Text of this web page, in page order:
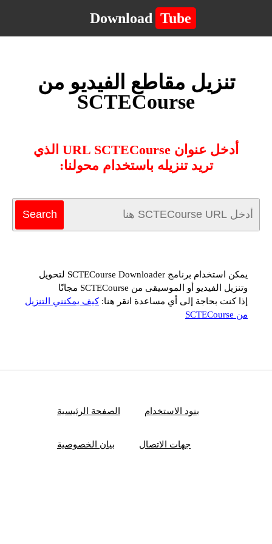
Download Tube
تنزيل مقاطع الفيديو من
SCTECourse
أدخل عنوان URL SCTECourse الذي
تريد تنزيله باستخدام محولنا:
يمكن استخدام برنامج SCTECourse Downloader لتحويل
وتنزيل الفيديو أو الموسيقى من SCTECourse مجانًا
إذا كنت بحاجة إلى أي مساعدة انقر هنا:كيف يمكنني التنزيل
من SCTECourse
الصفحة الرئيسية بنود الاستخدام
بيان الخصوصية جهات الاتصال